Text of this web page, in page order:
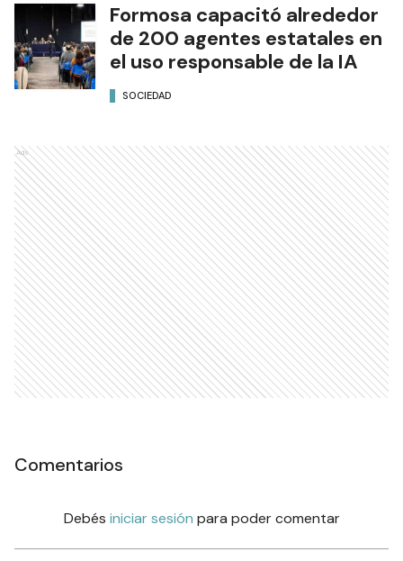
Formosa capacitó alrededor
de 200 agentes estatales en
el uso responsable de la IA
SOCIEDAD
Ads
Comentarios
Debés iniciar sesión para poder comentar